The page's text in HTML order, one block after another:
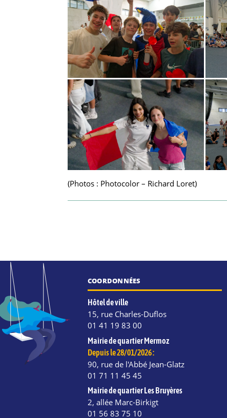
(Photos : Photocolor – Richard Loret)
COORDONNÉES
Hôtel de ville
15, rue Charles-Duflos
01 41 19 83 00
Mairie de quartier Mermoz
Depuis le 28/01/2026 :
90, rue de l'Abbé Jean-Glatz
01 71 11 45 45
Mairie de quartier Les Bruyères
2, allée Marc-Birkigt
01 56 83 75 10